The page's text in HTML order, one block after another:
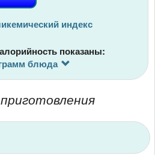
индекс
показаны:
блюда